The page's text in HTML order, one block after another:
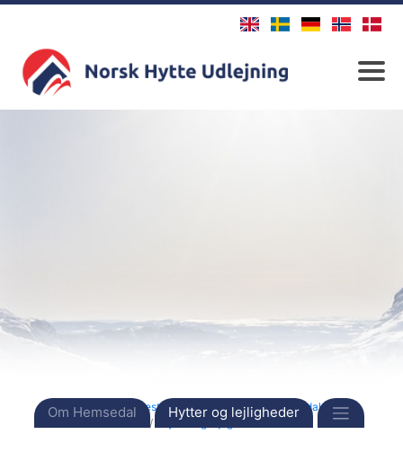
Om Hemsedal Hytter og lejligheder
Forside Destinationer Norge
Hemsedal
Hytter og lejligheder